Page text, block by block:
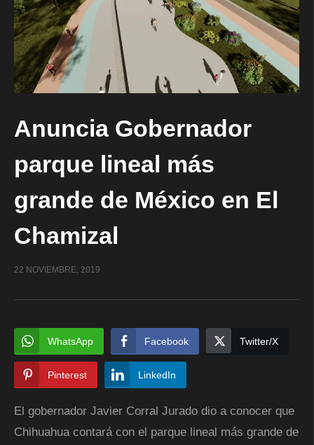
Anuncia Gobernador
parque lineal más
grande de México en El
Chamizal
22 NOVIEMBRE, 2019
WhatsApp Facebook Twitter/X
Pinterest LinkedIn
El gobernador Javier Corral Jurado dio a conocer que
Chihuahua contará con el parque lineal más grande de